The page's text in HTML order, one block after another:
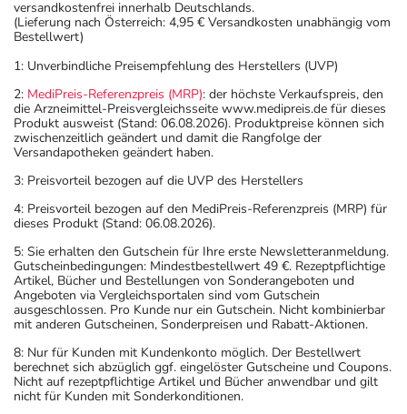
versandkostenfrei innerhalb Deutschlands.
(Lieferung nach Österreich: 4,95 € Versandkosten unabhängig vom
Bestellwert)
1: Unverbindliche Preisempfehlung des Herstellers (UVP)
2: MediPreis-Referenzpreis (MRP): der höchste Verkaufspreis, den
die Arzneimittel-Preisvergleichsseite www.medipreis.de für dieses
Produkt ausweist (Stand: 06.08.2026). Produktpreise können sich
zwischenzeitlich geändert und damit die Rangfolge der
Versandapotheken geändert haben.
3: Preisvorteil bezogen auf die UVP des Herstellers
4: Preisvorteil bezogen auf den MediPreis-Referenzpreis (MRP) für
dieses Produkt (Stand: 06.08.2026).
5: Sie erhalten den Gutschein für Ihre erste Newsletteranmeldung.
Gutscheinbedingungen: Mindestbestellwert 49 €. Rezeptpflichtige
Artikel, Bücher und Bestellungen von Sonderangeboten und
Angeboten via Vergleichsportalen sind vom Gutschein
ausgeschlossen. Pro Kunde nur ein Gutschein. Nicht kombinierbar
mit anderen Gutscheinen, Sonderpreisen und Rabatt-Aktionen.
8: Nur für Kunden mit Kundenkonto möglich. Der Bestellwert
berechnet sich abzüglich ggf. eingelöster Gutscheine und Coupons.
Nicht auf rezeptpflichtige Artikel und Bücher anwendbar und gilt
nicht für Kunden mit Sonderkonditionen.